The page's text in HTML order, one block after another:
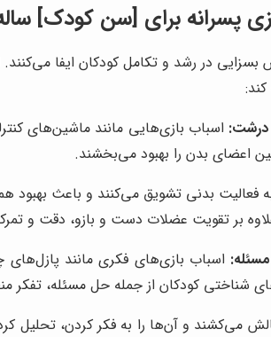
پسرانه برای [سن کودک]
در رشد و تکامل کودکان ایفا
درشت: اسباب بازی‌هایی مانند ماشین‌های
اعضای بدن را بهبود می‌بخشند.
به فعالیت بدنی تشویق می‌کنند و باعث
بر تقویت عضلات دست و بازو، دقت و
اسباب بازی‌های فکری مانند
شناختی کودکان از جمله حل مسئله،
می‌کشند و آن‌ها را به فکر کردن،